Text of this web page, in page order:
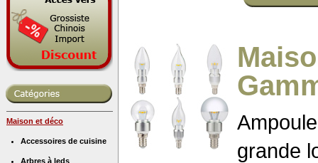
Maison et déco
Accessoires de cuisine
Arbres à leds
grande